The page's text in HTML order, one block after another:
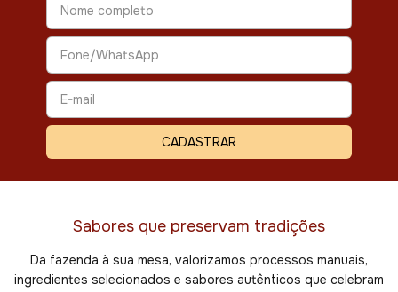
Sabores que preservam tradições
Da fazenda à sua mesa, valorizamos processos manuais,
ingredientes selecionados e sabores autênticos que celebram